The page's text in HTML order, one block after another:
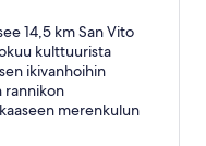
14,5 km San Vito
kulttuurista
ikivanhoihin
rannikon
merenkulun